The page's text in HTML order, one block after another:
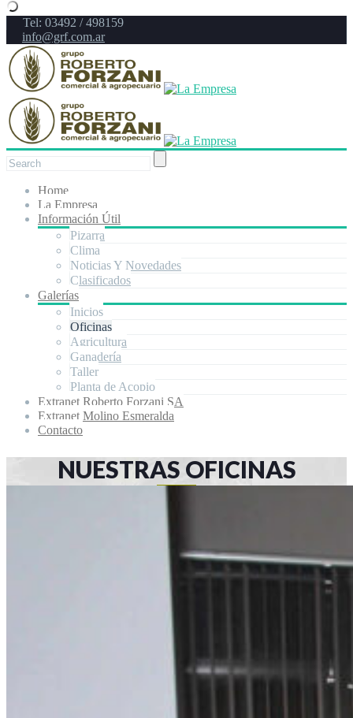
Tel: 03492 / 498159
info@grf.com.ar
Home
La Empresa
Información Útil
Pizarra
Clima
Noticias Y Novedades
Clasificados
Galerías
Inicios
Oficinas
Agricultura
Ganadería
Taller
Planta de Acopio
Extranet Roberto Forzani SA
Extranet Molino Esmeralda
Contacto
NUESTRAS OFICINAS